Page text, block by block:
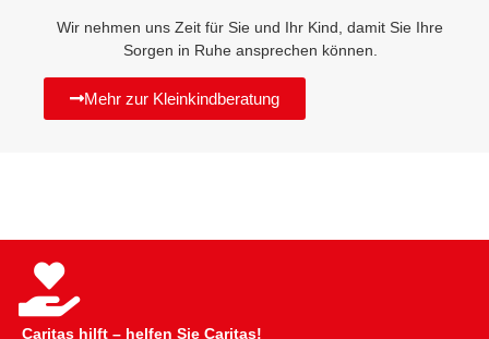
Wir nehmen uns Zeit für Sie und Ihr Kind, damit Sie Ihre
Sorgen in Ruhe ansprechen können.
Mehr zur Kleinkindberatung
Caritas hilft – helfen Sie Caritas!